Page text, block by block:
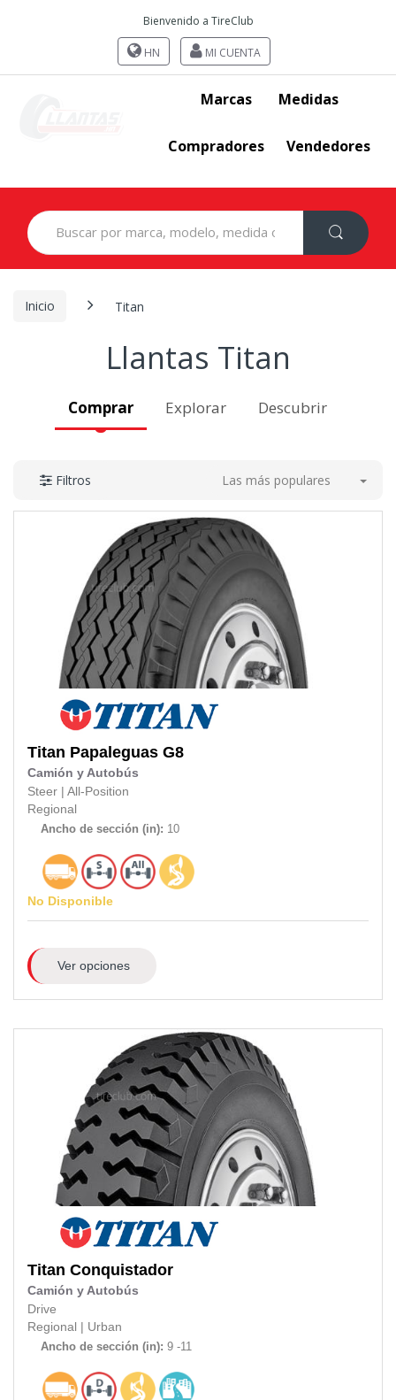
Bienvenido a TireClub
HN MI CUENTA
Marcas Medidas
Compradores Vendedores
Search
for:
Inicio Titan
Llantas Titan
Comprar Explorar Descubrir
Filtros Las más populares
Titan Papaleguas G8
Camión y Autobús
Steer
All-Position
Regional
Ancho de sección (in): 10
No Disponible
Ver opciones
Titan Conquistador
Camión y Autobús
Drive
Regional
Urban
Ancho de sección (in): 9 -11